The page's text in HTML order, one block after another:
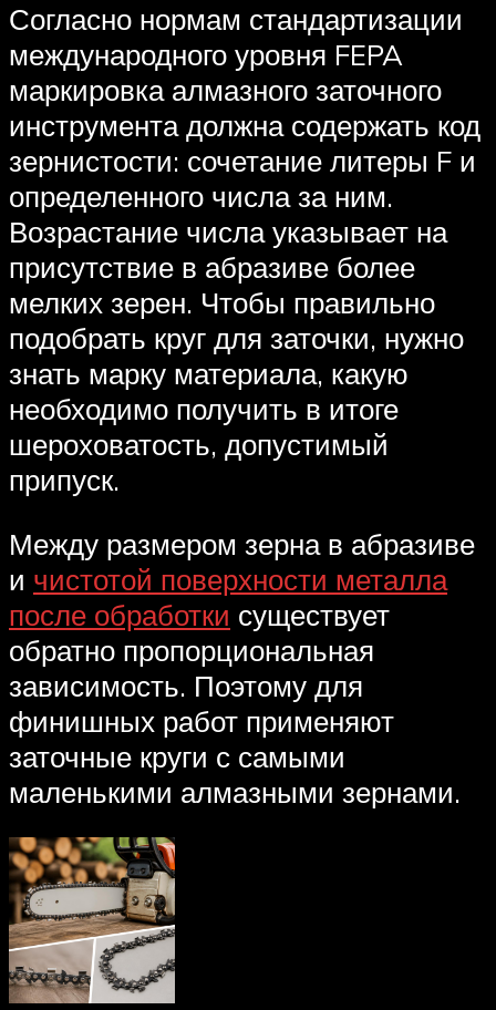
Согласно нормам стандартизации
международного уровня FEPA
маркировка алмазного заточного
инструмента должна содержать код
зернистости: сочетание литеры F и
определенного числа за ним.
Возрастание числа указывает на
присутствие в абразиве более
мелких зерен. Чтобы правильно
подобрать круг для заточки, нужно
знать марку материала, какую
необходимо получить в итоге
шероховатость, допустимый
припуск.
Между размером зерна в абразиве
и чистотой поверхности металла
после обработки существует
обратно пропорциональная
зависимость. Поэтому для
финишных работ применяют
заточные круги с самыми
маленькими алмазными зернами.